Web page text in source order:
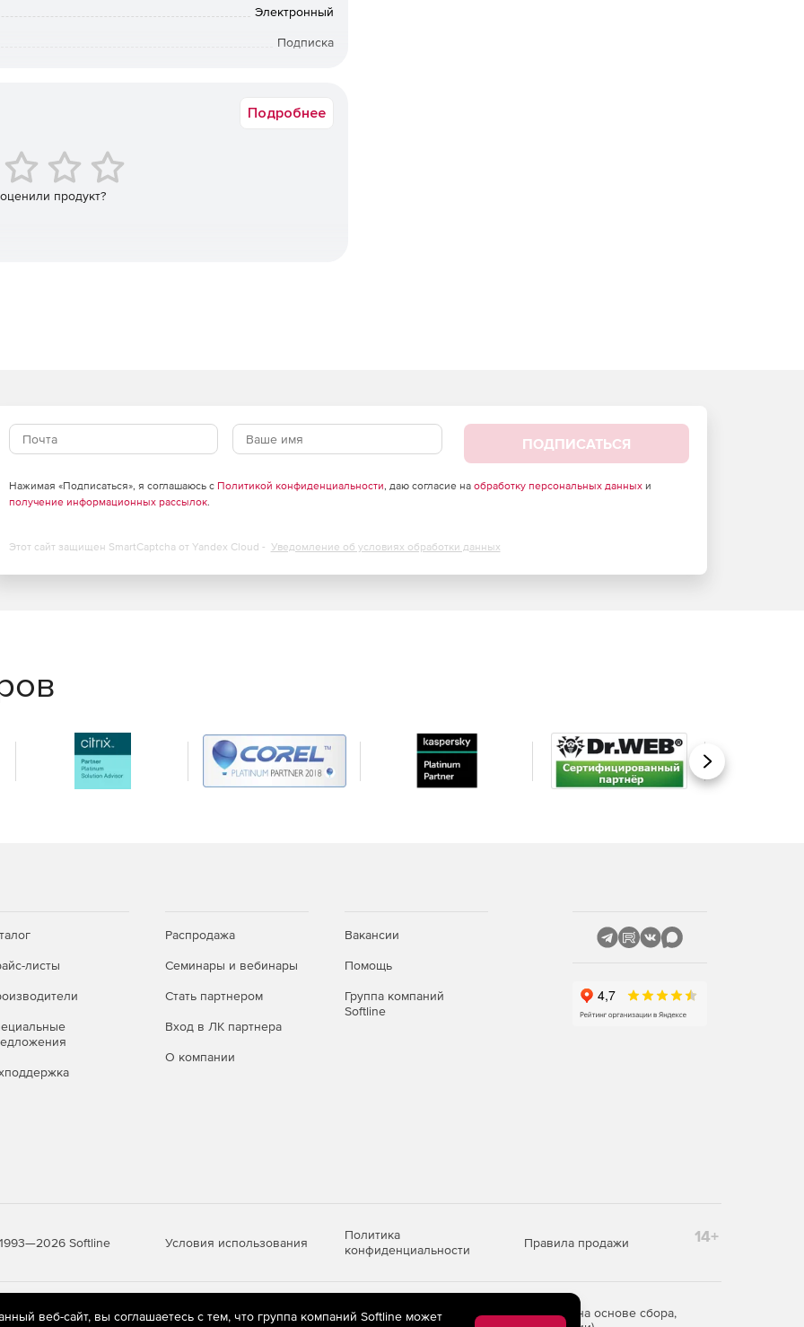
поддерживает операционные системы Windows,
удаленную блокировку / очистку и т. д.
Электронный
Подписка
Подробнее
продукт?
ПОДПИСАТЬСЯ
Нажимая «Подписаться», я соглашаюсь с Политикой конфиденциальности, даю согласие на обработку персональных данныхи
получение информационных рассылок.
Этот сайт защищен SmartCaptcha от Yandex Cloud - Уведомление об условиях обработки данных
Вперед
листы
Распродажа
Семинары и вебинары
Стать партнером
Вход в ЛК партнера
О компании
Вакансии
Помощь
Группа компаний
Softline
Softline Условия использования
Политика
конфиденциальности
Правила продажи 14+
рекомендательные технологии(информационные технологии предоставления информации на основе сбора,
веб-сайт, вы соглашаетесь с тем, что группа компаний Softline может